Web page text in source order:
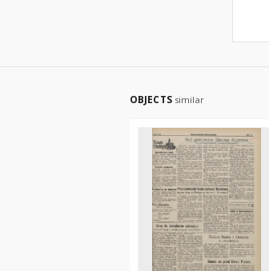
OBJECTS similar